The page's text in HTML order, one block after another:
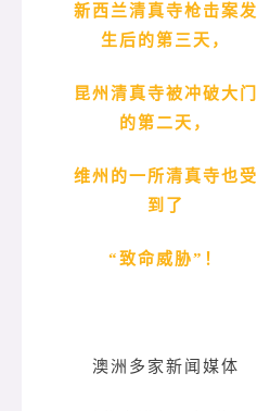
新西兰清真寺枪击案发
生后的第三天，
昆州清真寺被冲破大门
的第二天，
维州的一所清真寺也受
到了
“致命威胁”！
澳洲多家新闻媒体